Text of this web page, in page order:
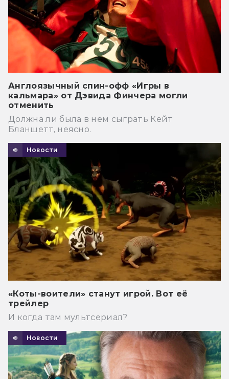
Англоязычный спин-офф «Игры в
кальмара» от Дэвида Финчера могли
отменить
Должна ли была в нем сыграть Кейт
Бланшетт, неясно.
Новости
«Коты-воители» станут игрой. Вот её
трейлер
И когда там мультсериал?
Новости